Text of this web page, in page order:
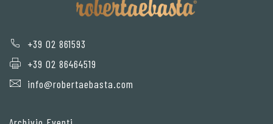
+39 02 861593
+39 02 86464519
info@robertaebasta.com